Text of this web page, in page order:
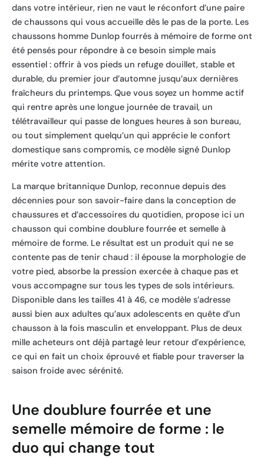
dans votre intérieur, rien ne vaut le réconfort d’une paire
de chaussons qui vous accueille dès le pas de la porte. Les
chaussons homme Dunlop fourrés à mémoire de forme ont
été pensés pour répondre à ce besoin simple mais
essentiel : offrir à vos pieds un refuge douillet, stable et
durable, du premier jour d’automne jusqu’aux dernières
fraîcheurs du printemps. Que vous soyez un homme actif
qui rentre après une longue journée de travail, un
télétravailleur qui passe de longues heures à son bureau,
ou tout simplement quelqu’un qui apprécie le confort
domestique sans compromis, ce modèle signé Dunlop
mérite votre attention.
La marque britannique Dunlop, reconnue depuis des
décennies pour son savoir-faire dans la conception de
chaussures et d’accessoires du quotidien, propose ici un
chausson qui combine doublure fourrée et semelle à
mémoire de forme. Le résultat est un produit qui ne se
contente pas de tenir chaud : il épouse la morphologie de
votre pied, absorbe la pression exercée à chaque pas et
vous accompagne sur tous les types de sols intérieurs.
Disponible dans les tailles 41 à 46, ce modèle s’adresse
aussi bien aux adultes qu’aux adolescents en quête d’un
chausson à la fois masculin et enveloppant. Plus de deux
mille acheteurs ont déjà partagé leur retour d’expérience,
ce qui en fait un choix éprouvé et fiable pour traverser la
saison froide avec sérénité.
Une doublure fourrée et une
semelle mémoire de forme : le
duo qui change tout